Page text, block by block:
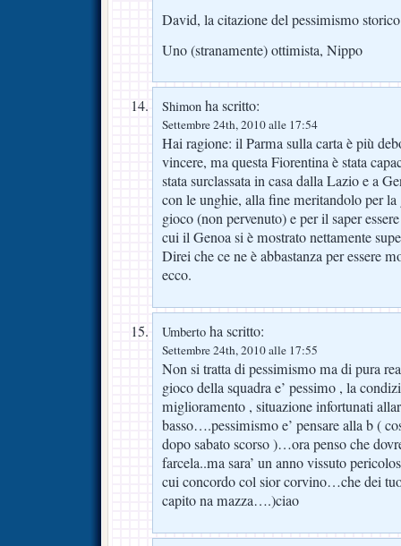
David, la citazione del pessimismo
Uno (stranamente) ottimista, Nippo
Shimon ha scritto:
Settembre 24th, 2010 alle 17:54
Hai ragione: il Parma sulla carta è più
vincere, ma questa Fiorentina è stata
stata surclassata in casa dalla Lazio e a
con le unghie, alla fine meritandolo per
gioco (non pervenuto) e per il saper
cui il Genoa si è mostrato nettamente
Direi che ce ne è abbastanza per essere
ecco.
Umberto ha scritto:
Settembre 24th, 2010 alle 17:55
Non si tratta di pessimismo ma di pura
gioco della squadra e’ pessimo , la
miglioramento , situazione infortunati
basso….pessimismo e’ pensare alla b (
dopo sabato scorso )…ora penso che
farcela..ma sara’ un anno vissuto
cui concordo col sior corvino…che dei
capito na mazza….)ciao